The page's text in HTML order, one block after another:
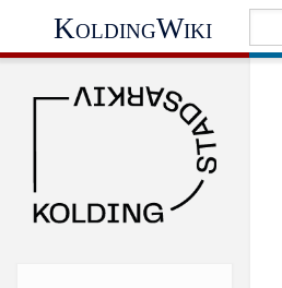
KoldingWiki